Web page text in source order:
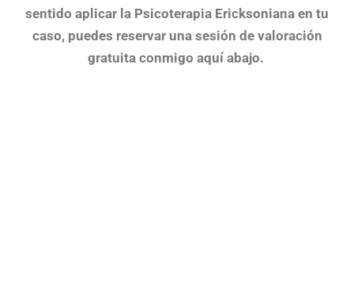
sentido aplicar la Psicoterapia Ericksoniana en tu
caso, puedes reservar una sesión de valoración
gratuita conmigo aquí abajo.